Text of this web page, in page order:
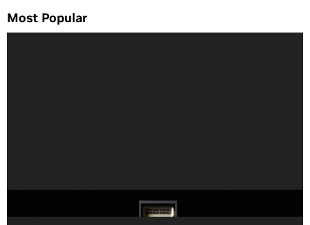
Most Popular
NVIDIA Vera Rubin 為科學研究提供世界級超級電腦